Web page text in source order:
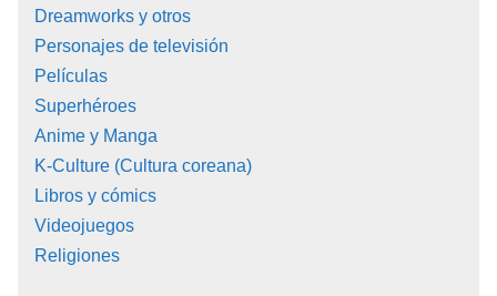
Dreamworks y otros
Personajes de televisión
Películas
Superhéroes
Anime y Manga
K-Culture (Cultura coreana)
Libros y cómics
Videojuegos
Religiones